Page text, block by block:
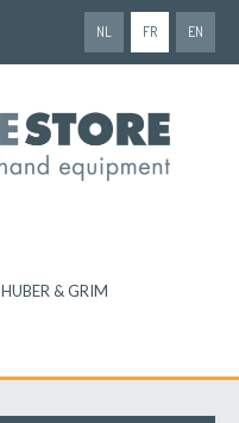
NL FR EN
HUBER & GRIM